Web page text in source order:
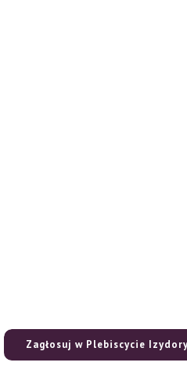
Zagłosuj w Plebiscycie